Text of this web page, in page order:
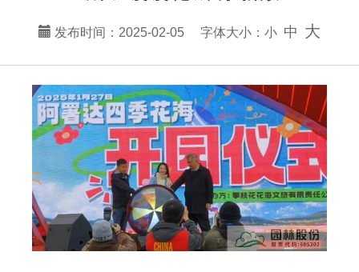
发布时间：2025-02-05 字体大小： 小 中 大